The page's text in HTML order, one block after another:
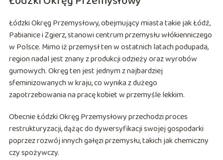
Łódzki Okręg Przemysłowy, obejmujący miasta takie jak Łódź,
Pabianice i Zgierz, stanowi centrum przemysłu włókienniczego
w Polsce. Mimo iż przemysł ten w ostatnich latach podupada,
region nadal jest znany z produkcji odzieży oraz wyrobów
gumowych. Okręg ten jest jednym z najbardziej
sfeminizowanych w kraju, co wynika z dużego
zapotrzebowania na pracę kobiet w przemyśle lekkim.
Obecnie Łódzki Okręg Przemysłowy przechodzi proces
restrukturyzacji, dążąc do dywersyfikacji swojej gospodarki
poprzez rozwój innych gałęzi przemysłu, takich jak chemiczny
czy spożywczy.